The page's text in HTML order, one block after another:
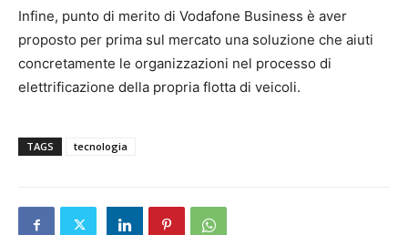
Infine, punto di merito di Vodafone Business è aver
proposto per prima sul mercato una soluzione che aiuti
concretamente le organizzazioni nel processo di
elettrificazione della propria flotta di veicoli.
TAGS tecnologia